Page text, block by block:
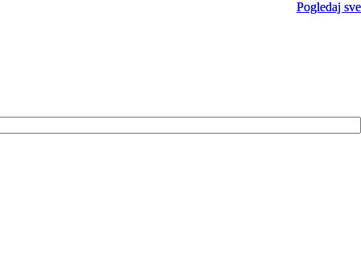
Pogledaj sve
Pogledaj sve